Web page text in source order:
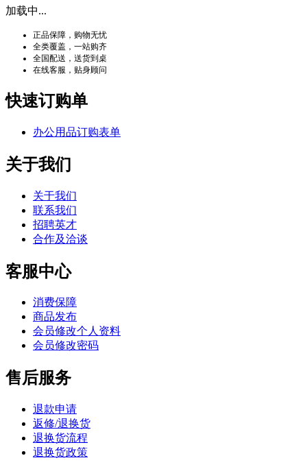
加载中...
正品保障，购物无忧
全类覆盖，一站购齐
全国配送，送货到桌
在线客服，贴身顾问
快速订购单
办公用品订购表单
关于我们
关于我们
联系我们
招聘英才
合作及洽谈
客服中心
消费保障
商品发布
会员修改个人资料
会员修改密码
售后服务
退款申请
返修/退换货
退换货流程
退换货政策